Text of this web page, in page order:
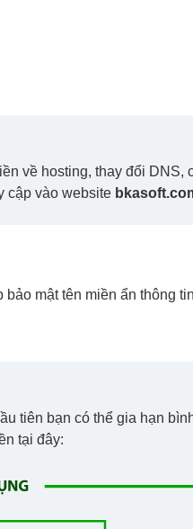
về hosting, thay đổi
cập vào website
mật tên miền ẩn thông
tiên bạn có thể gia hạn
tại đây: